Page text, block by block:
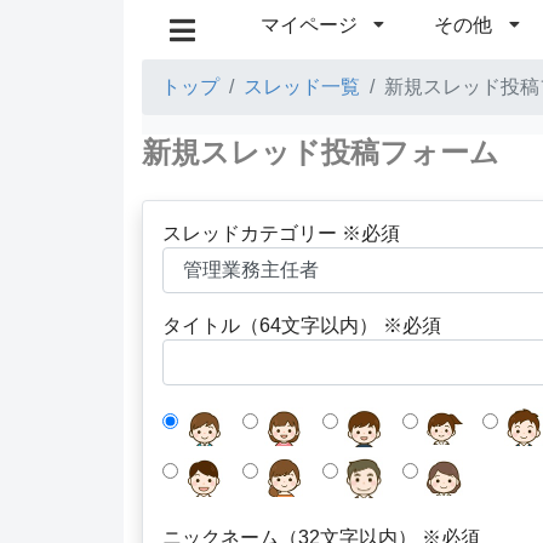
マイページ その他
トップ スレッド一覧 新規スレッド投
新規スレッド投稿フォーム
スレッドカテゴリー ※必須
タイトル（64文字以内） ※必須
ニックネーム（32文字以内） ※必須